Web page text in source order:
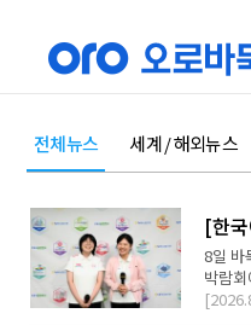
전체뉴스 세계 / 해외뉴스
[한
8일 바
박람